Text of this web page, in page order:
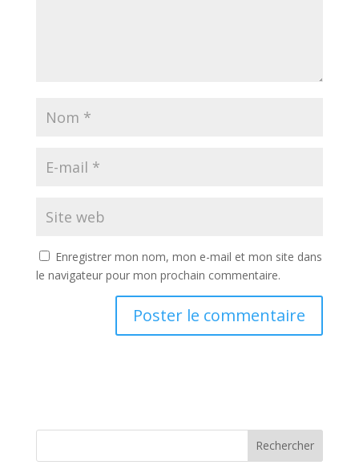
Enregistrer mon nom, mon e-mail et mon site dans
le navigateur pour mon prochain commentaire.
Rechercher